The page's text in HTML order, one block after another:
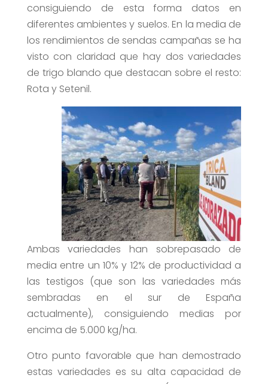
consiguiendo de esta forma datos en
diferentes ambientes y suelos. En la media de
los rendimientos de sendas campañas se ha
visto con claridad que hay dos variedades
de trigo blando que destacan sobre el resto:
Rota y Setenil.
Ambas variedades han sobrepasado de
media entre un 10% y 12% de productividad a
las testigos (que son las variedades más
sembradas en el sur de España
actualmente), consiguiendo medias por
encima de 5.000 kg/ha.
Otro punto favorable que han demostrado
estas variedades es su alta capacidad de